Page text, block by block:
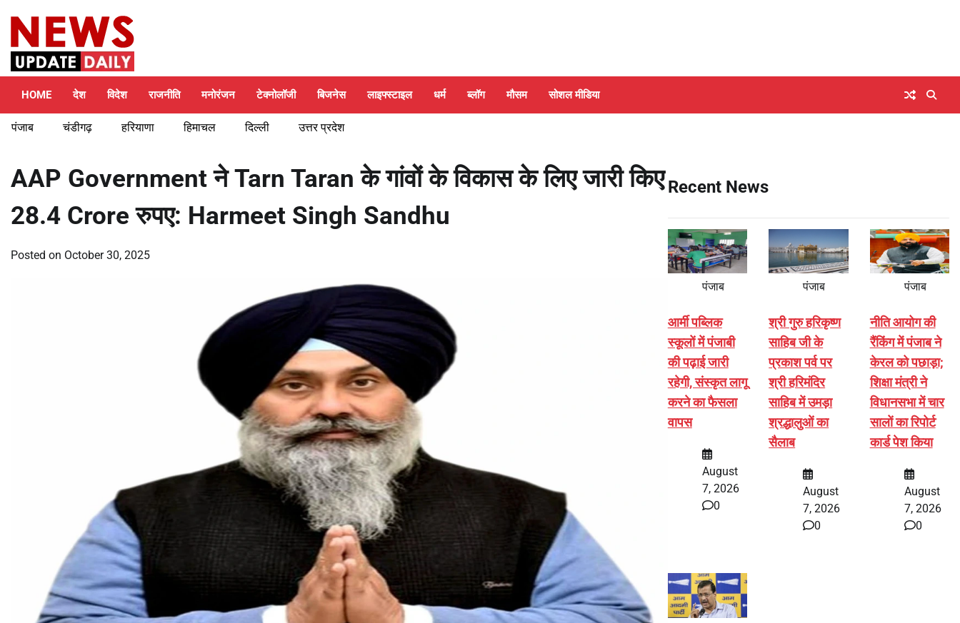
content
HOME देश विदेश राजनीति मनोरंजन टेक्नोलॉजी बिजनेस लाइफ्स्टाइल धर्म ब्लॉग मौसम सोशल मीडिया
पंजाब चंडीगढ़ हरियाणा हिमाचल दिल्ली उत्तर प्रदेश
AAP Government ने Tarn Taran के गांवों के विकास के लिए जारी किए
28.4 Crore रुपए: Harmeet Singh Sandhu
Posted on October 30, 2025
Recent News
पंजाब
आर्मी पब्लिक
स्कूलों में पंजाबी
की पढ़ाई जारी
रहेगी, संस्कृत लागू
करने का फैसला
वापस
August
7, 2026
0
पंजाब
श्री गुरु हरिकृष्ण
साहिब जी के
प्रकाश पर्व पर
श्री हरिमंदिर
साहिब में उमड़ा
श्रद्धालुओं का
सैलाब
August
7, 2026
0
पंजाब
नीति आयोग की
रैंकिंग में पंजाब ने
केरल को पछाड़ा;
शिक्षा मंत्री ने
विधानसभा में चार
सालों का रिपोर्ट
कार्ड पेश किया
August
7, 2026
0